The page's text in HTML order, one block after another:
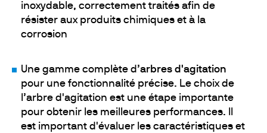
inoxydable, correctement traités afin de
résister aux produits chimiques et à la
corrosion
Une gamme complète d’arbres d'agitation
pour une fonctionnalité précise. Le choix de
l’arbre d'agitation est une étape importante
pour obtenir les meilleures performances. Il
est important d'évaluer les caractéristiques et